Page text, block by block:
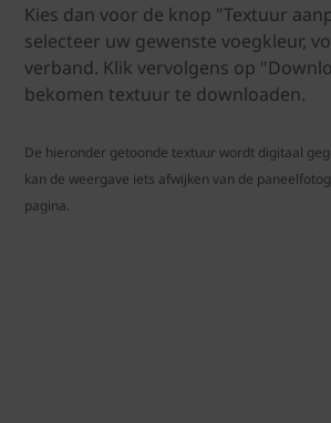
Kies dan voor de knop "Textuur
selecteer uw gewenste voegkleur,
verband. Klik vervolgens op
bekomen textuur te downloaden.
De hieronder getoonde textuur wordt digitaal
kan de weergave iets afwijken van de
pagina.